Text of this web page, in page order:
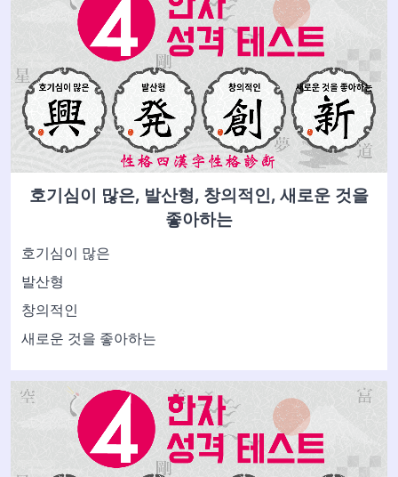
호기심이 많은, 발산형, 창의적인, 새로운 것을
좋아하는
호기심이 많은
발산형
창의적인
새로운 것을 좋아하는